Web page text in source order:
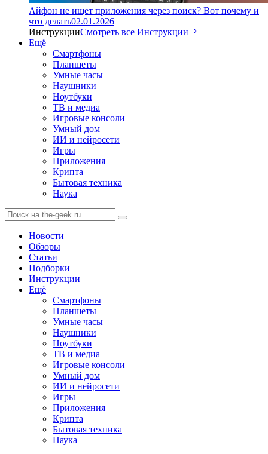
Айфон не ищет приложения через поиск? Вот почему и
что делать02.01.2026
ИнструкцииСмотреть все Инструкции
Ещё
Смартфоны
Планшеты
Умные часы
Наушники
Ноутбуки
ТВ и медиа
Игровые консоли
Умный дом
ИИ и нейросети
Игры
Приложения
Крипта
Бытовая техника
Наука
Новости
Обзоры
Статьи
Подборки
Инструкции
Ещё
Смартфоны
Планшеты
Умные часы
Наушники
Ноутбуки
ТВ и медиа
Игровые консоли
Умный дом
ИИ и нейросети
Игры
Приложения
Крипта
Бытовая техника
Наука